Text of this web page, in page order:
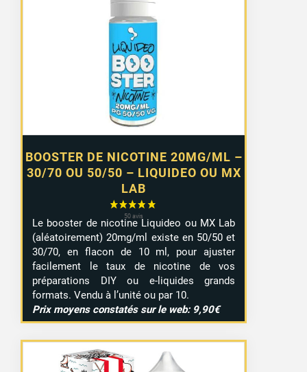
BOOSTER DE NICOTINE 20MG/ML –
30/70 OU 50/50 – LIQUIDEO OU MX
LAB
prix :
0,99 €
à
7,99 €
Le booster de nicotine Liquideo ou MX Lab
(aléatoirement) 20mg/ml existe en 50/50 et
30/70, en flacon de 10 ml, pour ajuster
facilement le taux de nicotine de vos
préparations DIY ou e-liquides grands
formats. Vendu à l’unité ou par 10.
Prix moyens constatés sur le web: 9,90€